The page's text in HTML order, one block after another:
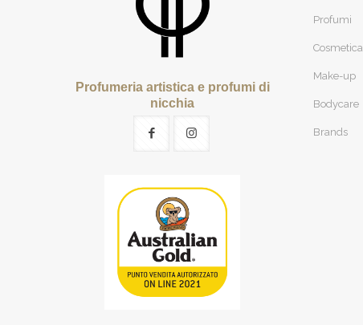
Profumeria artistica e profumi di
nicchia
Profumi
Cosmetica
Make-up
Bodycare
Brands